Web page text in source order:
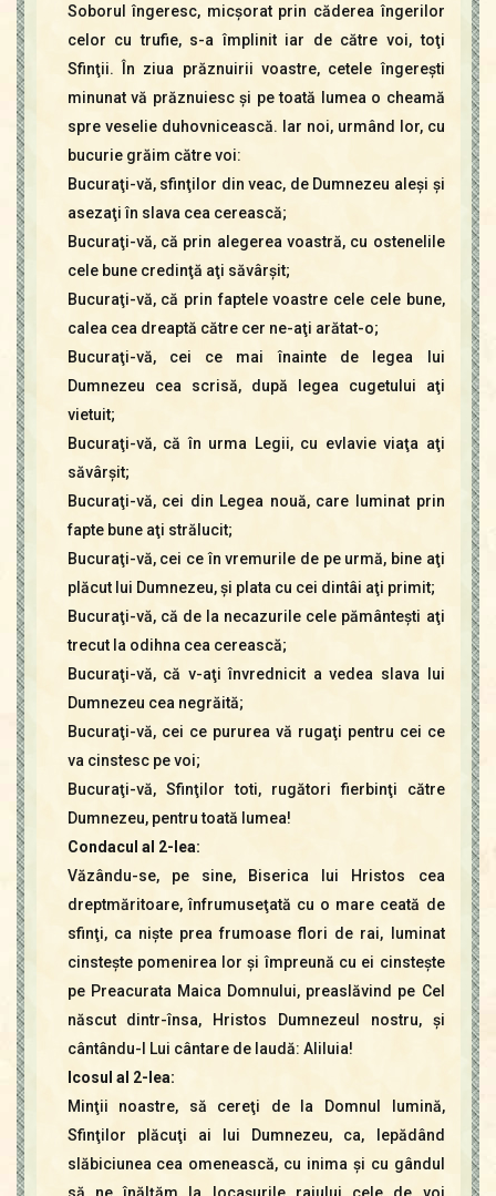
Soborul îngeresc, micşorat prin căderea îngerilor
celor cu trufie, s-a împlinit iar de către voi, toţi
Sfinţii. În ziua prăznuirii voastre, cetele îngereşti
minunat vă prăznuiesc şi pe toată lumea o cheamă
spre veselie duhovnicească. Iar noi, urmând lor, cu
bucurie grăim către voi:
Bucuraţi-vă, sfinţilor din veac, de Dumnezeu aleşi şi
asezaţi în slava cea cerească;
Bucuraţi-vă, că prin alegerea voastră, cu ostenelile
cele bune credinţă aţi săvârşit;
Bucuraţi-vă, că prin faptele voastre cele cele bune,
calea cea dreaptă către cer ne-aţi arătat-o;
Bucuraţi-vă, cei ce mai înainte de legea lui
Dumnezeu cea scrisă, după legea cugetului aţi
vietuit;
Bucuraţi-vă, că în urma Legii, cu evlavie viaţa aţi
săvârşit;
Bucuraţi-vă, cei din Legea nouă, care luminat prin
fapte bune aţi strălucit;
Bucuraţi-vă, cei ce în vremurile de pe urmă, bine aţi
plăcut lui Dumnezeu, şi plata cu cei dintâi aţi primit;
Bucuraţi-vă, că de la necazurile cele pământeşti aţi
trecut la odihna cea cerească;
Bucuraţi-vă, că v-aţi învrednicit a vedea slava lui
Dumnezeu cea negrăită;
Bucuraţi-vă, cei ce pururea vă rugaţi pentru cei ce
va cinstesc pe voi;
Bucuraţi-vă, Sfinţilor toti, rugători fierbinţi către
Dumnezeu, pentru toată lumea!
Condacul al 2-lea:
Văzându-se, pe sine, Biserica lui Hristos cea
dreptmăritoare, înfrumuseţată cu o mare ceată de
sfinţi, ca nişte prea frumoase flori de rai, luminat
cinsteşte pomenirea lor şi împreună cu ei cinsteşte
pe Preacurata Maica Domnului, preaslăvind pe Cel
născut dintr-însa, Hristos Dumnezeul nostru, şi
cântându-l Lui cântare de laudă: Aliluia!
Icosul al 2-lea:
Minţii noastre, să cereţi de la Domnul lumină,
Sfinţilor plăcuţi ai lui Dumnezeu, ca, lepădând
slăbiciunea cea omenească, cu inima şi cu gândul